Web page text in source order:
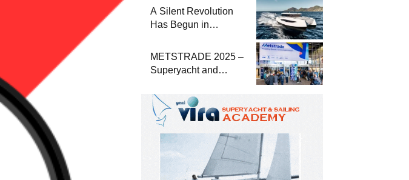
and a
Comprehensive Boat
A Silent Revolution
Has Begun in
METSTRADE 2025 –
Superyacht and
Economic Report